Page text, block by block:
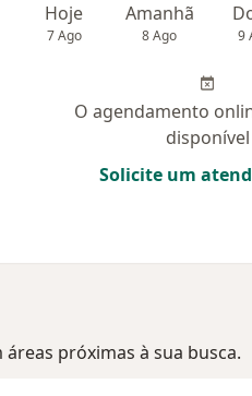
Hoje
7 Ago
Amanhã
8 Ago 9
O agendamento
disponível
Solicite um
áreas próximas à sua busca.